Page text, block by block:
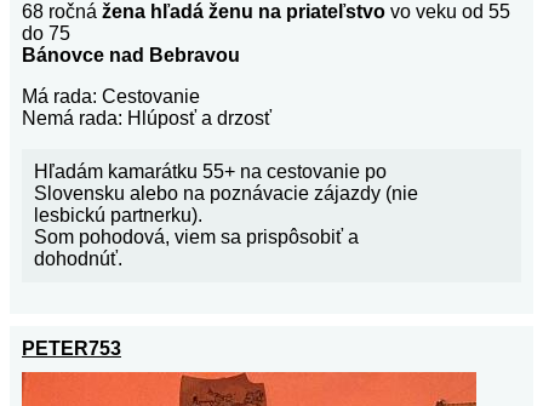
68 ročná žena hľadá ženu na priateľstvo vo veku od 55
do 75
Bánovce nad Bebravou
Má rada: Cestovanie
Nemá rada: Hlúposť a drzosť
Hľadám kamarátku 55+ na cestovanie po
Slovensku alebo na poznávacie zájazdy (nie
lesbickú partnerku).
Som pohodová, viem sa prispôsobiť a
dohodnúť.
PETER753